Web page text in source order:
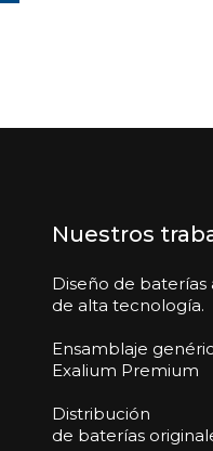
Nuestros
Diseño de baterías
de alta tecnología.
Ensamblaje
Exalium Premium
Distribución
de baterías